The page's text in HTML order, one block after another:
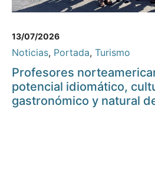
13/07/2026
Noticias, Portada, Turismo
Profesores
potencial idiomático,
gastronómico y natural